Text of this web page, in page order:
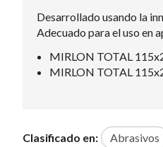
Desarrollado usando la
Adecuado para el uso en
MIRLON TOTAL
MIRLON TOTAL
Clasificado en: Abrasivos